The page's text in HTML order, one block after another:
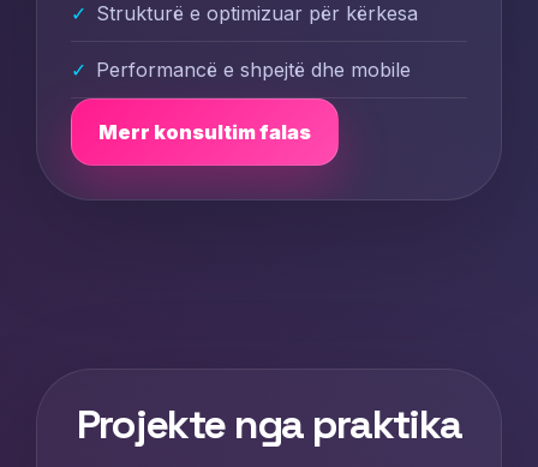
Strukturë e optimizuar për kërkesa
Performancë e shpejtë dhe mobile
Merr konsultim falas
Projekte nga praktika